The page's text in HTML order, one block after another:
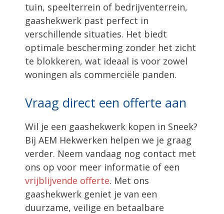
tuin, speelterrein of bedrijventerrein,
gaashekwerk past perfect in
verschillende situaties. Het biedt
optimale bescherming zonder het zicht
te blokkeren, wat ideaal is voor zowel
woningen als commerciële panden.
Vraag direct een offerte aan
Wil je een gaashekwerk kopen in Sneek?
Bij AEM Hekwerken helpen we je graag
verder. Neem vandaag nog contact met
ons op voor meer informatie of een
vrijblijvende offerte. Met ons
gaashekwerk geniet je van een
duurzame, veilige en betaalbare